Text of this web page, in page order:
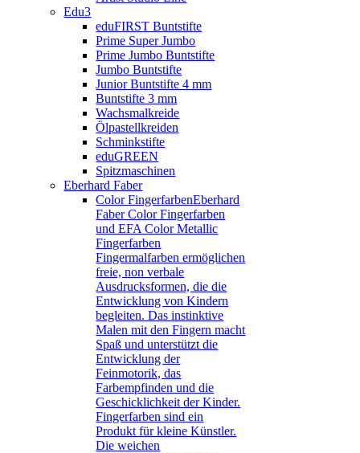
Edu3
eduFIRST Buntstifte
Prime Super Jumbo
Prime Jumbo Buntstifte
Jumbo Buntstifte
Junior Buntstifte 4 mm
Buntstifte 3 mm
Wachsmalkreide
Ölpastellkreiden
Schminkstifte
eduGREEN
Spitzmaschinen
Eberhard Faber
Color FingerfarbenEberhard
Faber Color Fingerfarben
und EFA Color Metallic
Fingerfarben
Fingermalfarben ermöglichen
freie, non verbale
Ausdrucksformen, die die
Entwicklung von Kindern
begleiten. Das instinktive
Malen mit den Fingern macht
Spaß und unterstützt die
Entwicklung der
Feinmotorik, das
Farbempfinden und die
Geschicklichkeit der Kinder.
Fingerfarben sind ein
Produkt für kleine Künstler.
Die weichen